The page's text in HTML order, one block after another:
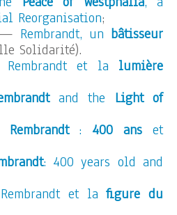
Reorganisation;
— Rembrandt, un bâtisseur
Solidarité).
Rembrandt et la lumière
and the Light of
Rembrandt: 400 ans et
: 400 years old and
Rembrandt et lafigure du